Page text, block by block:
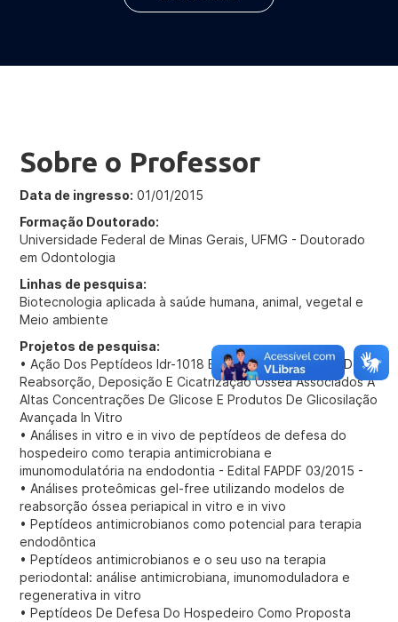
Sobre o Professor
Data de ingresso: 01/01/2015
Formação Doutorado:
Universidade Federal de Minas Gerais, UFMG - Doutorado
em Odontologia
Linhas de pesquisa:
Biotecnologia aplicada à saúde humana, animal, vegetal e
Meio ambiente
Projetos de pesquisa:
• Ação Dos Peptídeos Idr-1018 E Ll-37 Nos Processos De
Reabsorção, Deposição E Cicatrização Óssea Associados A
Altas Concentrações De Glicose E Produtos De Glicosilação
Avançada In Vitro
• Análises in vitro e in vivo de peptídeos de defesa do
hospedeiro como terapia antimicrobiana e
imunomodulatória na endodontia - Edital FAPDF 03/2015 -
• Análises proteômicas gel-free utilizando modelos de
reabsorção óssea periapical in vitro e in vivo
• Peptídeos antimicrobianos como potencial para terapia
endodôntica
• Peptídeos antimicrobianos e o seu uso na terapia
periodontal: análise antimicrobiana, imunomoduladora e
regenerativa in vitro
• Peptídeos De Defesa Do Hospedeiro Como Proposta